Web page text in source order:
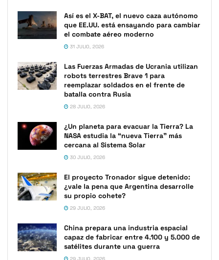
Así es el X-BAT, el nuevo caza autónomo
que EE.UU. está ensayando para cambiar
el combate aéreo moderno
31 JULIO, 2026
Las Fuerzas Armadas de Ucrania utilizan
robots terrestres Brave 1 para
reemplazar soldados en el frente de
batalla contra Rusia
28 JULIO, 2026
¿Un planeta para evacuar la Tierra? La
NASA estudia la “nueva Tierra” más
cercana al Sistema Solar
30 JULIO, 2026
El proyecto Tronador sigue detenido:
¿vale la pena que Argentina desarrolle
su propio cohete?
29 JULIO, 2026
China prepara una industria espacial
capaz de fabricar entre 4.100 y 5.000 de
satélites durante una guerra